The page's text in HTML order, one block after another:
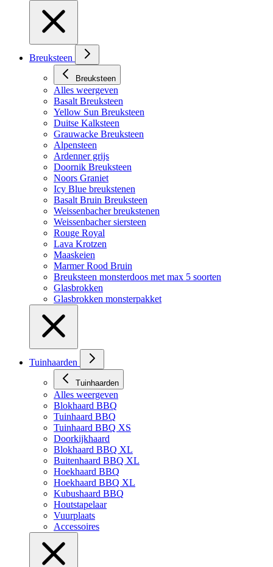
Breuksteen
Breuksteen
Alles weergeven
Basalt Breuksteen
Yellow Sun Breuksteen
Duitse Kalksteen
Grauwacke Breuksteen
Alpensteen
Ardenner grijs
Doornik Breuksteen
Noors Graniet
Icy Blue breukstenen
Basalt Bruin Breuksteen
Weissenbacher breukstenen
Weissenbacher siersteen
Rouge Royal
Lava Krotzen
Maaskeien
Marmer Rood Bruin
Breuksteen monsterdoos met max 5 soorten
Glasbrokken
Glasbrokken monsterpakket
Tuinhaarden
Tuinhaarden
Alles weergeven
Blokhaard BBQ
Tuinhaard BBQ
Tuinhaard BBQ XS
Doorkijkhaard
Blokhaard BBQ XL
Buitenhaard BBQ XL
Hoekhaard BBQ
Hoekhaard BBQ XL
Kubushaard BBQ
Houtstapelaar
Vuurplaats
Accessoires